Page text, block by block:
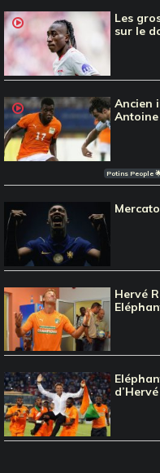
Les
sur le
Ancien
Potins People
Hervé